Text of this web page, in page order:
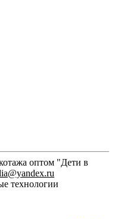
оптом "Дети в
технологии